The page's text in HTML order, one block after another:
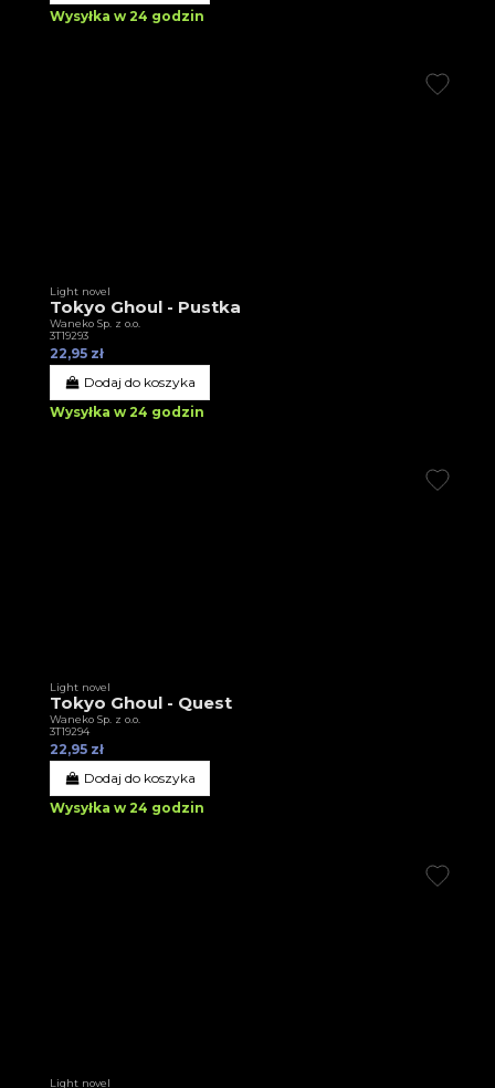
Wysyłka w 24 godzin
Light novel
Tokyo Ghoul - Pustka
Waneko Sp. z o.o.
3T19293
22,95 zł
Dodaj do koszyka
Wysyłka w 24 godzin
Light novel
Tokyo Ghoul - Quest
Waneko Sp. z o.o.
3T19294
22,95 zł
Dodaj do koszyka
Wysyłka w 24 godzin
Light novel